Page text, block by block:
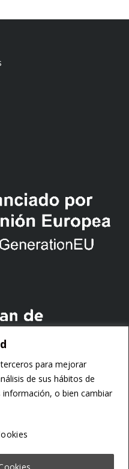
para mejorar
de sus hábitos de
o bien cambiar